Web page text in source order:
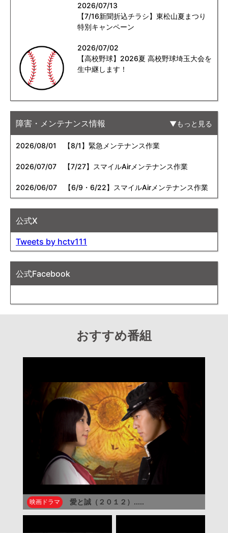
2026/07/13
【7/16新聞折込チラシ】東松山夏まつり
特別キャンペーン
2026/07/02
【高校野球】2026夏 高校野球埼玉大会を
生中継します！
障害・メンテナンス情報 もっと見る
2026/08/01 【8/1】緊急メンテナンス作業
2026/07/07 【7/27】スマイルAirメンテナンス作業
2026/06/07 【6/9・6/22】スマイルAirメンテナンス作業
公式X
Tweets by hctv111
公式Facebook
おすすめ番組